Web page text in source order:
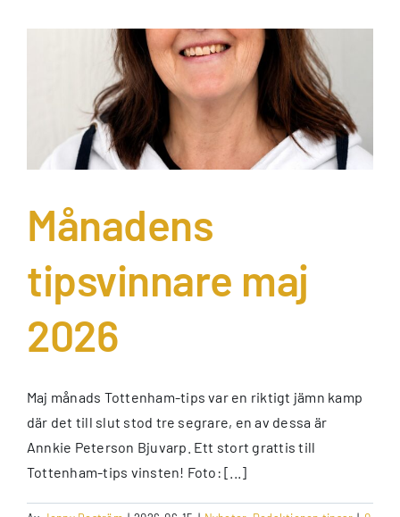
Månadens
tipsvinnare maj
2026
Maj månads Tottenham-tips var en riktigt jämn kamp
där det till slut stod tre segrare, en av dessa är
Annkie Peterson Bjuvarp. Ett stort grattis till
Tottenham-tips vinsten! Foto: [...]